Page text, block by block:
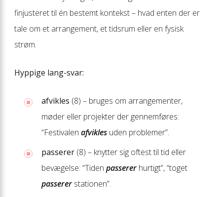
finjusteret til én bestemt kontekst – hvad enten der er
tale om et arrangement, et tidsrum eller en fysisk
strøm.
Hyppige lang-svar:
afvikles (8) – bruges om arrangementer,
møder eller projekter der gennemføres:
“Festivalen afvikles uden problemer”.
passerer (8) – knytter sig oftest til tid eller
bevægelse: “Tiden passerer hurtigt”, “toget
passerer stationen”.